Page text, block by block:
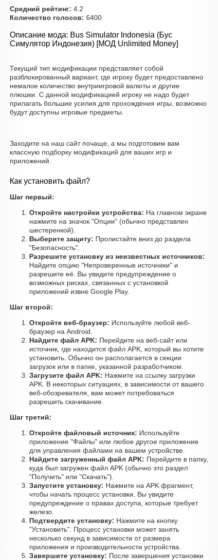
Средний рейтинг: 4.2
Количество голосов: 6400
Описание мода: Bus Simulator Indonesia (Бус
Симулятор Индонезия) [МОД Unlimited Money]
Текущий тип модификации представляет собой
разблокированный вариант, где игроку будет предоставлено
немалое количество внутриигровой валюты и другие
плюшки. С данной модификацией игроку не надо будет
прилагать большие усилия для прохождения игры, возможно
будут доступны игровые предметы.
Заходите на наш сайт почаще, а мы подготовим вам
классную подборку модификаций для ваших игр и
приложений.
Как установить файл?
Шаг первый:
Откройте настройки устройства: На главном экране
нажмите на значок "Опции" (обычно представлен
шестеренкой).
Выберите защиту: Пролистайте вниз до раздела
"Безопасность".
Разрешите установку из неизвестных источников:
Найдите опцию "Непроверенные источники" и
разрешите её. Вы увидите предупреждение о
возможных рисках, связанных с установкой
приложений извне Google Play.
Шаг второй:
Откройте веб-браузер: Используйте любой веб-
браузер на Android.
Найдите файл APK: Перейдите на веб-сайт или
источник, где находится файл APK, который вы хотите
установить. Обычно он располагается в секции
загрузок или в папке, указанной разработчиком.
Загрузите файл APK: Нажмите на ссылку загрузки
APK. В некоторых ситуациях, в зависимости от вашего
веб-обозревателя, вам может потребоваться
разрешить скачивание.
Шаг третий:
Откройте файловый источник: Используйте
приложение "Файлы" или любое другое приложение
для управления файлами на вашем устройстве.
Найдите загруженный файл APK: Перейдите в папку,
куда был загружен файл APK (обычно это раздел
"Получить" или "Скачать").
Запустите установку: Нажмите на APK фрагмент,
чтобы начать процесс установки. Вы увидите
предупреждение о правах доступа, которые требует
железо.
Подтвердите установку: Нажмите на кнопку
"Установить". Процесс установки может занять
несколько секунд в зависимости от размера
приложения и производительности устройства.
Завершите установку: После завершения установки